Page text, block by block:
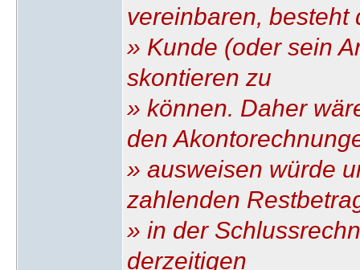
vereinbaren, besteht
» Kunde (oder sein
skontieren zu
» können. Daher
den
» ausweisen würde
zahlenden
» in der
derzeitigen